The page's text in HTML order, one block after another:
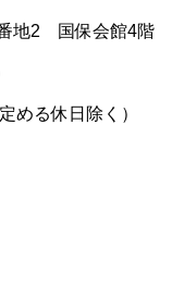
地2 国保会館4階
休日除く）